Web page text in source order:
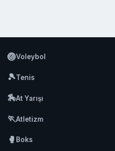
🏐Voleybol
🎾Tenis
🏇At Yarışı
🏃Atletizm
🥊 Boks